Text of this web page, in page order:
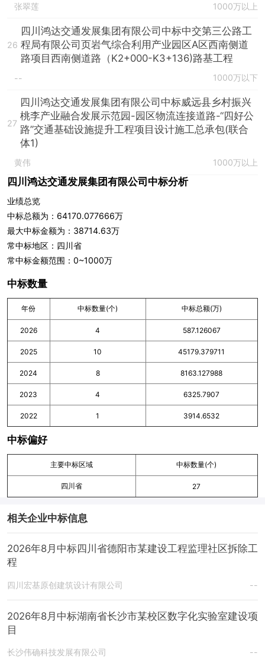
张翠莲 1000万以上
26
四川鸿达交通发展集团有限公司中标中交第三公路工
程局有限公司页岩气综合利用产业园区A区西南侧道
路项目西南侧道路（K2+000-K3+136)路基工程
-- 1000万以下
27
四川鸿达交通发展集团有限公司中标威远县乡村振兴
桃李产业融合发展示范园-园区物流连接道路-“四好公
路”交通基础设施提升工程项目设计施工总承包(联合
体1)
黄伟 1000万以上
四川鸿达交通发展集团有限公司中标分析
业绩总览
中标总额为：64170.077666万
最大中标金额为：38714.63万
常中标地区：四川省
常中标金额范围：0~1000万
中标数量
年份 中标数量(个) 中标总额(万)
2026 4 587.126067
2025 10 45179.379711
2024 8 8163.127988
2023 4 6325.7907
2022 1 3914.6532
中标偏好
主要中标区域 中标数量(个)
四川省 27
相关企业中标信息
2026年8月中标四川省德阳市某建设工程监理社区拆除工
程
四川宏基原创建筑设计有限公司 --
2026年8月中标湖南省长沙市某校区数字化实验室建设项
目
长沙伟确科技发展有限公司 --